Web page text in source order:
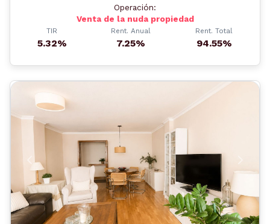
Operación:
Venta de la nuda propiedad
TIR
5.32%
Rent. Anual
7.25%
Rent. Total
94.55%
Anterior